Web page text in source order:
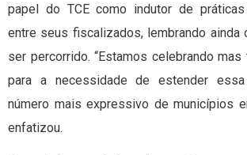
papel do TCE como indutor de
entre seus fiscalizados, lembrando ainda
ser percorrido. “Estamos celebrando mas
para a necessidade de estender
número mais expressivo de municípios
enfatizou.